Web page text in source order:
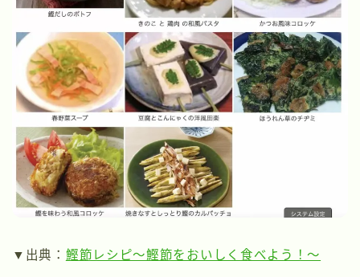
▼出典： 鰹節レシピ～鰹節をおいしく食べよう！～